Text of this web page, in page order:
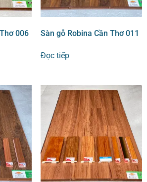
006 Sàn gỗ Robina Cần Thơ 011
Đọc tiếp